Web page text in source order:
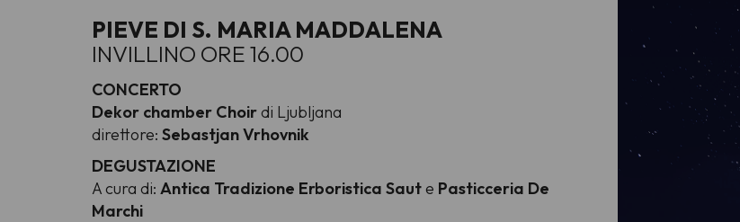
PIEVE DI S. MARIA MADDALENA
INVILLINO ORE 16.00
CONCERTO
Dekor chamber Choirdi Ljubljana
direttore: Sebastjan Vrhovnik
DEGUSTAZIONE
A cura di: Antica Tradizione Erboristica Saute Pasticceria De
Marchi